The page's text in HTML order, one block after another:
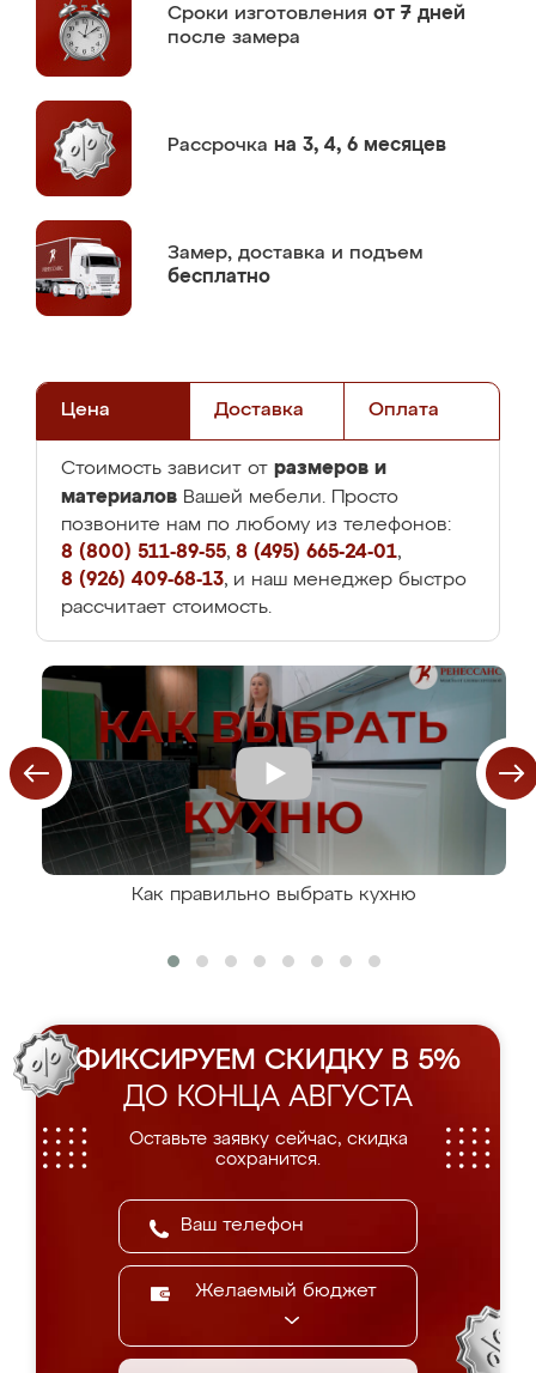
Сроки изготовления от 7 дней
после замера
Рассрочка на 3, 4, 6 месяцев
Замер, доставка и подъем
бесплатно
Цена Доставка Оплата
Стоимость зависит от размеров и
материалов Вашей мебели. Просто
позвоните нам по любому из телефонов:
8 (800) 511-89-55, 8 (495) 665-24-01,
8 (926) 409-68-13, и наш менеджер быстро
рассчитает стоимость.
Как правильно выбрать кухню
ФИКСИРУЕМ СКИДКУ В 5%
ДО КОНЦА АВГУСТА
Оставьте заявку сейчас, скидка
сохранится.
Желаемый бюджет